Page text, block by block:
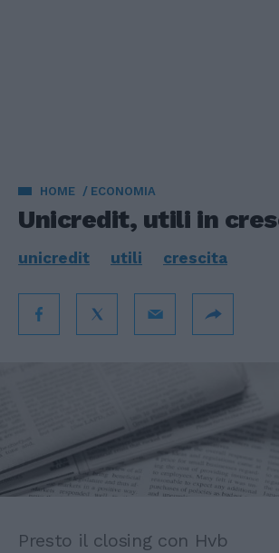
HOME ECONOMIA
Unicredit, utili in
unicredit utili crescita
Presto il closing con Hvb